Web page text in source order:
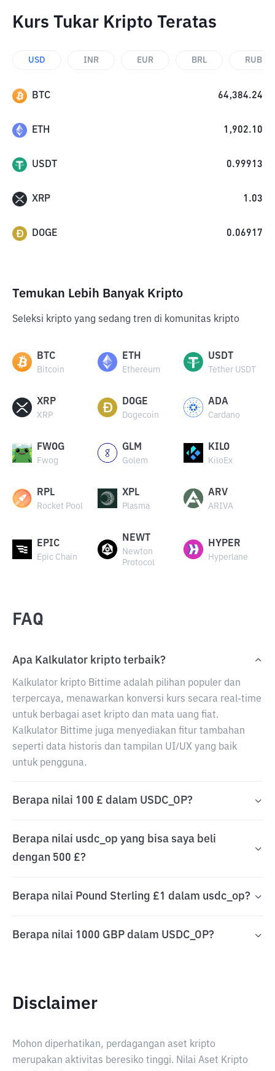
Kurs Tukar Kripto Teratas
USD INR EUR BRL RUB
BTC 64,384.24
ETH 1,902.10
USDT 0.99913
XRP 1.03
DOGE 0.06917
Temukan Lebih Banyak Kripto
Seleksi kripto yang sedang tren di komunitas kripto
BTC
Bitcoin
ETH
Ethereum
USDT
Tether USDT
XRP
XRP
DOGE
Dogecoin
ADA
Cardano
FWOG
Fwog
GLM
Golem
KILO
KiloEx
RPL
Rocket Pool
XPL
Plasma
ARV
ARIVA
EPIC
Epic Chain
NEWT
Newton
Protocol
HYPER
Hyperlane
FAQ
Apa Kalkulator kripto terbaik?
Kalkulator kripto Bittime adalah pilihan populer dan
terpercaya, menawarkan konversi kurs secara real-time
untuk berbagai aset kripto dan mata uang fiat.
Kalkulator Bittime juga menyediakan fitur tambahan
seperti data historis dan tampilan UI/UX yang baik
untuk pengguna.
Berapa nilai 100 £ dalam USDC_OP?
Berapa nilai usdc_op yang bisa saya beli
dengan 500 £?
Berapa nilai Pound Sterling £1 dalam usdc_op?
Berapa nilai 1000 GBP dalam USDC_OP?
Disclaimer
Mohon diperhatikan, perdagangan aset kripto
merupakan aktivitas beresiko tinggi. Nilai Aset Kripto